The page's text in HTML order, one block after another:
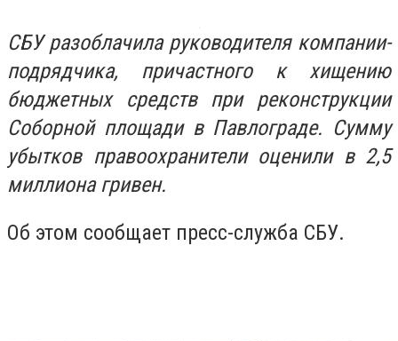
СБУ разоблачила руководителя компании-
подрядчика, причастного к хищению
бюджетных средств при реконструкции
Соборной площади в Павлограде. Сумму
убытков правоохранители оценили в 2,5
миллиона гривен.
Об этом сообщает пресс-служба СБУ.